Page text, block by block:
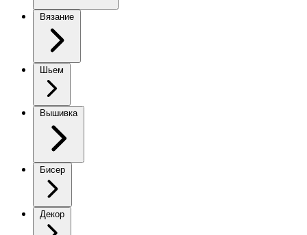
Вязание
Шьем
Вышивка
Бисер
Декор